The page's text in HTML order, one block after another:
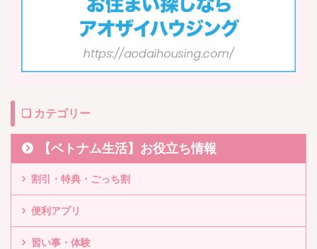
❏ カテゴリー
【ベトナム生活】お役立ち情報
割引・特典・ごっち割
便利アプリ
習い事・体験